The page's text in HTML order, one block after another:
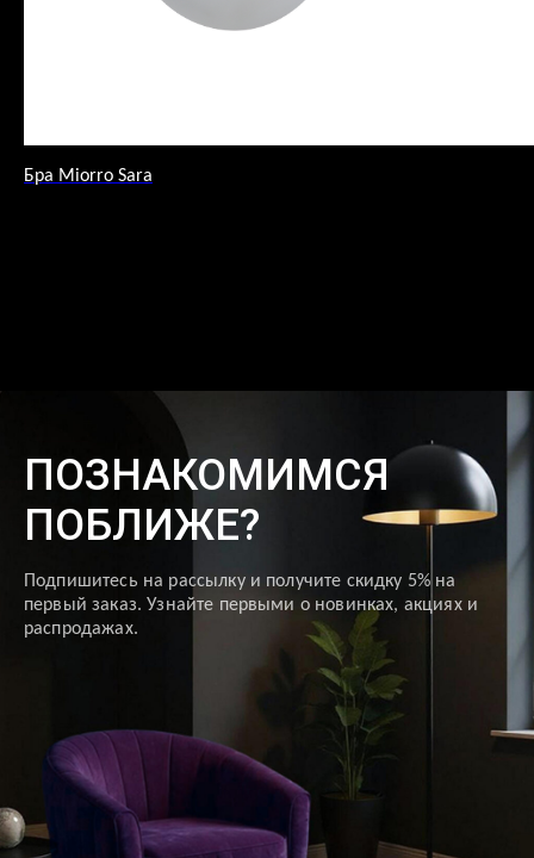
Бра Miorro Sara
ПОЗНАКОМИМСЯ
ПОБЛИЖЕ?
Подпишитесь на рассылку и получите скидку 5% на
первый заказ. Узнайте первыми о новинках, акциях и
распродажах.